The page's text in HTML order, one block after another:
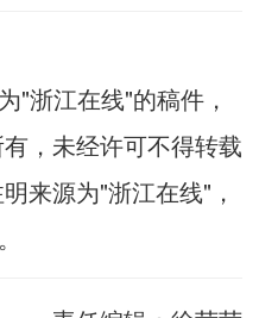
"浙江在线"的稿件，
，未经许可不得转载
来源为"浙江在线"，